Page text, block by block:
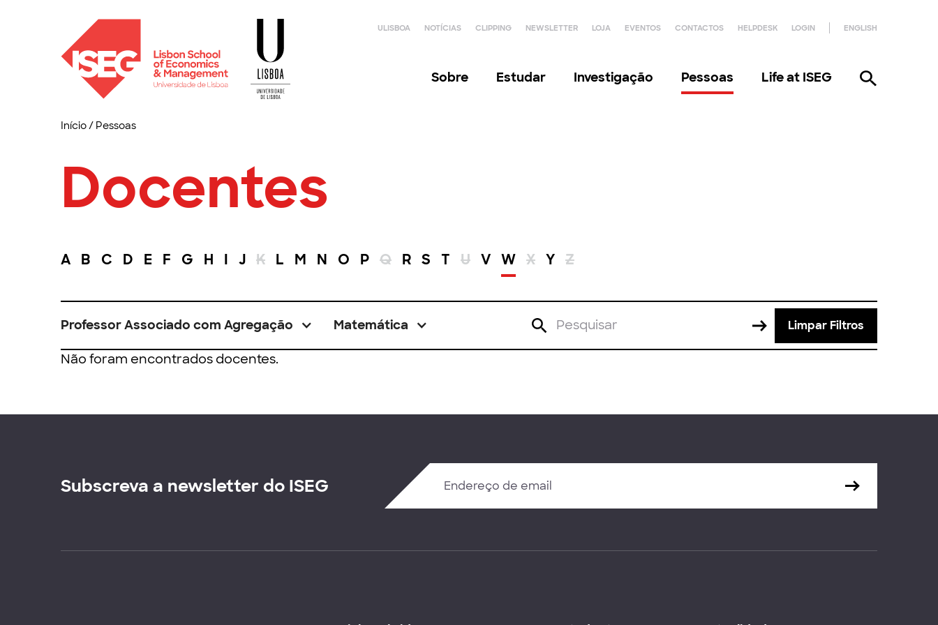
ULISBOA NOTÍCIAS CLIPPING NEWSLETTER LOJA EVENTOS CONTACTOS HELPDESK LOGIN ENGLISH
Sobre Estudar Investigação Pessoas Life at ISEG
Início/ Pessoas
Docentes
A B C D E F G H I J K L M N O P Q R S T U V W X Y Z
Professor Associado com Agregação Matemática Limpar Filtros
Não foram encontrados docentes.
Subscreva a newsletter do ISEG